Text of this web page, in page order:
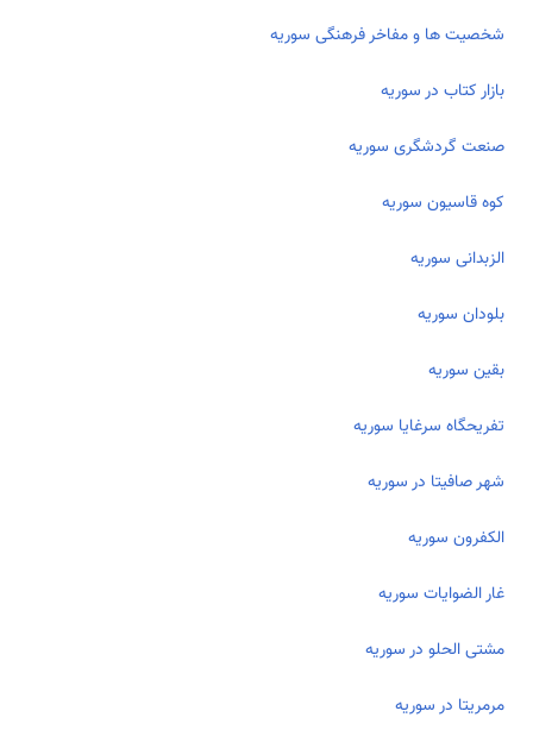
شخصیت ها و مفاخر فرهنگی سوریه
بازار کتاب در سوریه
صنعت گردشگری سوریه
کوه قاسیون سوریه
الزبدانی سوریه
بلودان سوریه
بقين سوریه
تفریحگاه سرغايا سوریه
شهر صافيتا در سوریه
الکفرون سوریه
غار الضوايات سوریه
مشتى الحلو در سوریه
مرمريتا در سوریه